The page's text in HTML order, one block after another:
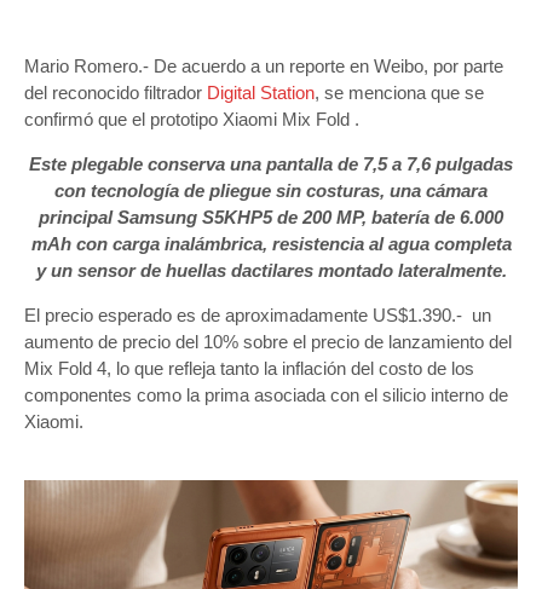
Mario Romero.- De acuerdo a un reporte en Weibo, por parte
del reconocido filtrador Digital Station, se menciona que se
confirmó que el prototipo Xiaomi Mix Fold .
Este plegable conserva una pantalla de 7,5 a 7,6 pulgadas
con tecnología de pliegue sin costuras, una cámara
principal Samsung S5KHP5 de 200 MP, batería de 6.000
mAh con carga inalámbrica, resistencia al agua completa
y un sensor de huellas dactilares montado lateralmente.
El precio esperado es de aproximadamente US$1.390.- un
aumento de precio del 10% sobre el precio de lanzamiento del
Mix Fold 4, lo que refleja tanto la inflación del costo de los
componentes como la prima asociada con el silicio interno de
Xiaomi.